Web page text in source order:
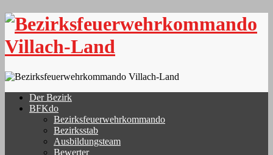
Skip
content
Der Bezirk
BFKdo
Bezirksfeuerwehrkommando
Bezirksstab
Ausbildungsteam
Bewerter